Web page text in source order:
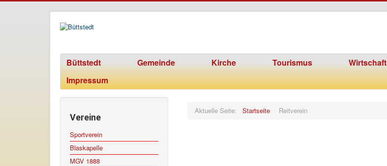
Büttstedt Gemeinde Kirche Tourismus Wirtschaft
Impressum
Vereine
Sportverein
Blaskapelle
MGV 1888
Aktuelle Seite: Startseite Reitverein